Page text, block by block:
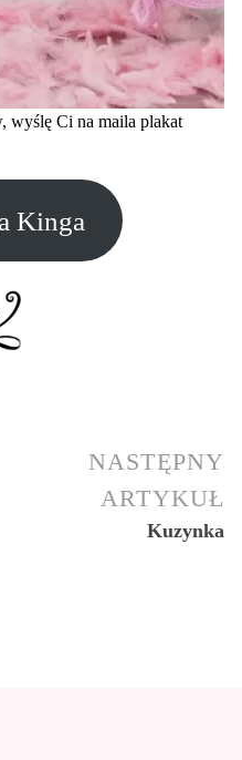
wyślę Ci na maila plakat
Kinga
NASTĘPNY
ARTYKUŁ
Kuzynka